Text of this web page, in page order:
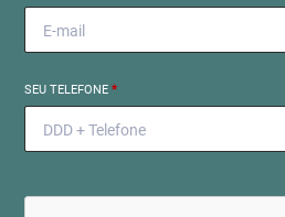
SEU TELEFONE*